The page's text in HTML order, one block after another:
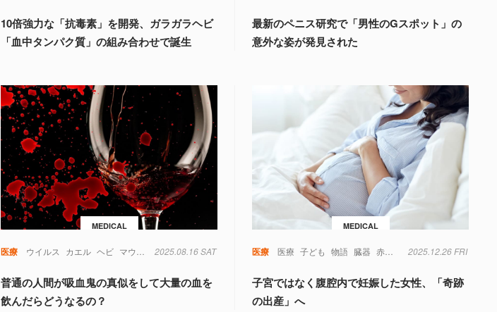
10倍強力な「抗毒素」を開発、ガラガラヘビ
「血中タンパク質」の組み合わせで誕生
最新のペニス研究で「男性のGスポット」の
意外な姿が発見された
MEDICAL
医療 ウイルス カエル ヘビ マウス 免疫 毒 糖尿病 遺伝子
2025.08.16 SAT
普通の人間が吸血鬼の真似をして大量の血を
飲んだらどうなるの？
MEDICAL
医療 医療 子ども 物語 臓器 赤ちゃん 2025.12.26 FRI
子宮ではなく腹腔内で妊娠した女性、「奇跡
の出産」へ